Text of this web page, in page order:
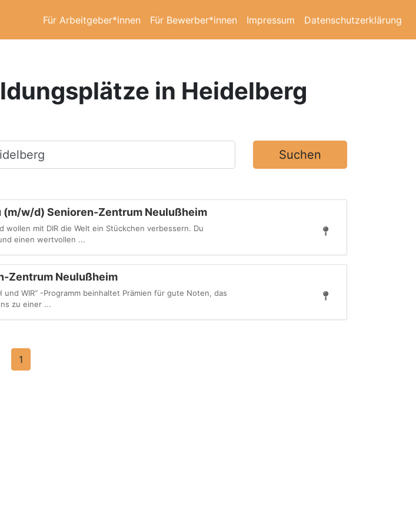
Für Arbeitgeber*innen Für Bewerber*innen Impressum Datenschutzerklärung
in Heidelberg
Suchen
w/d) Senioren-Zentrum Neulußheim
wollen mit DIR die Welt ein Stückchen verbessern. Du
einen wertvollen ...
Zentrum Neulußheim
WIR“ -Programm beinhaltet Prämien für gute Noten, das
zu einer ...
1